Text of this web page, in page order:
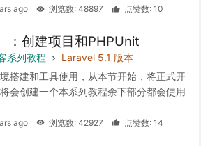
ago 浏览数: 48897 点赞数: 10
：创建项目和PHPUnit
系列教程
Laravel 5.1 版本
搭建和工具使用，从本节开始，将正式开
会创建一个本系列教程余下部分都会使用
ago 浏览数: 42927 点赞数: 14